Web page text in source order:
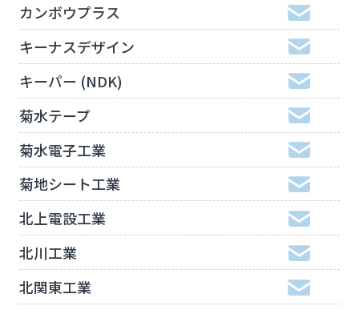
カンボウプラス
キーナスデザイン
キーパー (NDK)
菊水テープ
菊水電子工業
菊地シート工業
北上電設工業
北川工業
北関東工業